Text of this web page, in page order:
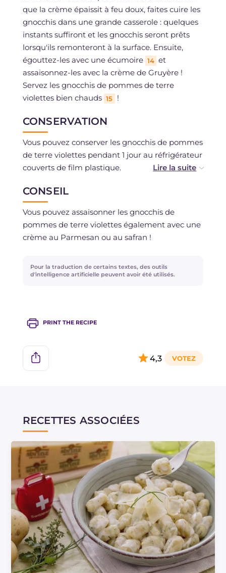
que la crème épaissit à feu doux, faites cuire les
gnocchis dans une grande casserole : quelques
instants suffiront et les gnocchis seront prêts
lorsqu'ils remonteront à la surface. Ensuite,
égouttez-les avec une écumoire 14 et
assaisonnez-les avec la crème de Gruyère !
Servez les gnocchis de pommes de terre
violettes bien chauds 15 !
CONSERVATION
Vous pouvez conserver les gnocchis de pommes
de terre violettes pendant 1 jour au réfrigérateur
couverts de film plastique.
réfrigérateur pendant 12 à 24 heures couverts,
sur un plateau fariné et couverts d'un chiffon
propre.
Vous pouvez congeler les gnocchis : lorsque
vous devrez les cuire, il ne sera pas nécessaire
La crème de Gruyère se conserve au
réfrigérateur couverte de film plastique
CONSEIL
Vous pouvez assaisonner les gnocchis de
pommes de terre violettes également avec une
crème au Parmesan ou au safran !
Pour la traduction de certains textes, des outils
d'intelligence artificielle peuvent avoir été utilisés.
PRINT THE RECIPE
4,3
RECETTES ASSOCIÉES